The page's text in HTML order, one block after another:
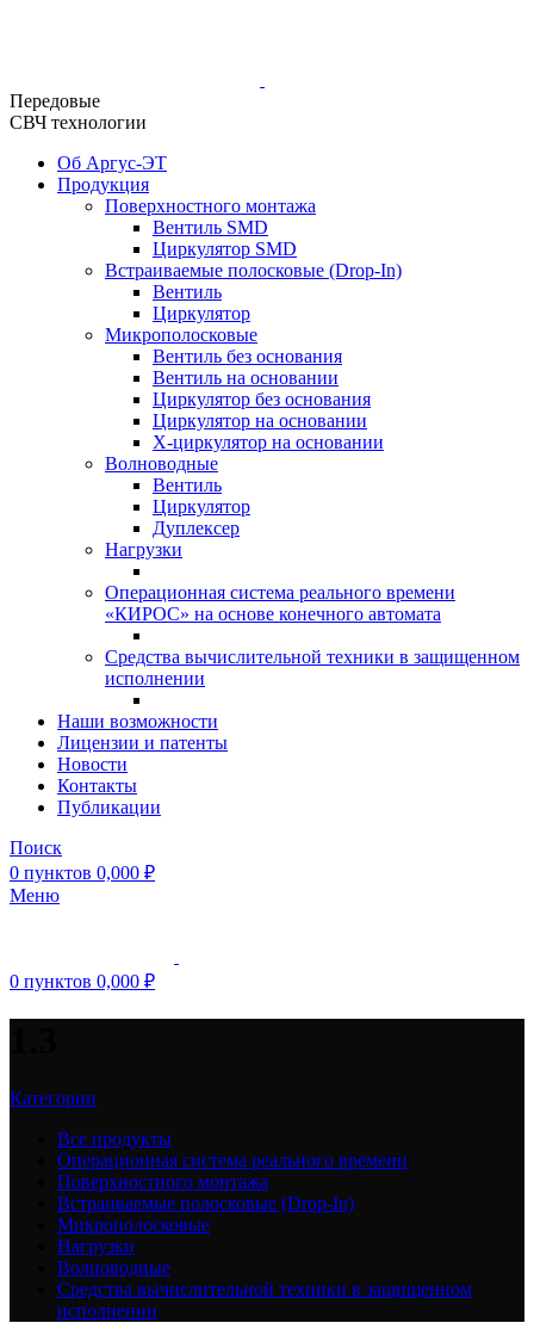
Передовые
СВЧ технологии
Об Аргус-ЭТ
Продукция
Поверхностного монтажа
Вентиль SMD
Циркулятор SMD
Встраиваемые полосковые (Drop-In)
Вентиль
Циркулятор
Микрополосковые
Вентиль без основания
Вентиль на основании
Циркулятор без основания
Циркулятор на основании
Х-циркулятор на основании
Волноводные
Вентиль
Циркулятор
Дуплексер
Нагрузки
Операционная система реального времени
«КИРОС» на основе конечного автомата
Средства вычислительной техники в защищенном
исполнении
Наши возможности
Лицензии и патенты
Новости
Контакты
Публикации
Поиск
0 пунктов 0,000 ₽
Меню
0 пунктов 0,000 ₽
Категории
Все продукты
Операционная система реального времени
Поверхностного монтажа
Встраиваемые полосковые (Drop-In)
Микрополосковые
Нагрузки
Волноводные
Средства вычислительной техники в защищенном
исполнении